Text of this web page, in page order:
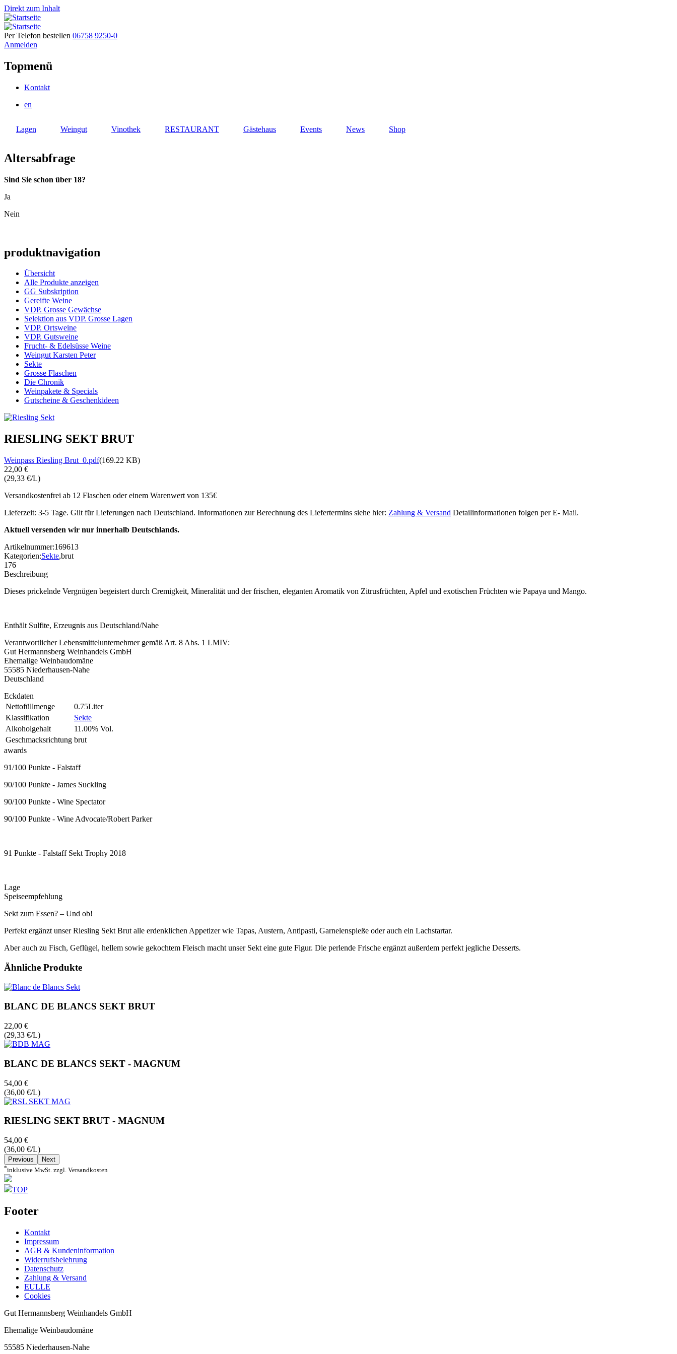
Direkt zum Inhalt
Per Telefon bestellen 06758 9250-0
Anmelden
Topmenü
Kontakt
en
Lagen Weingut Vinothek RESTAURANT Gästehaus Events News Shop
Altersabfrage
Sind Sie schon über 18?
Ja
Nein
produktnavigation
Übersicht
Alle Produkte anzeigen
GG Subskription
Gereifte Weine
VDP. Grosse Gewächse
Selektion aus VDP. Grosse Lagen
VDP. Ortsweine
VDP. Gutsweine
Frucht- & Edelsüsse Weine
Weingut Karsten Peter
Sekte
Grosse Flaschen
Die Chronik
Weinpakete & Specials
Gutscheine & Geschenkideen
RIESLING SEKT BRUT
Weinpass Riesling Brut_0.pdf(169.22 KB)
22,00 €
(29,33 €/L)
Versandkostenfrei ab 12 Flaschen oder einem Warenwert von 135€
Lieferzeit: 3-5 Tage. Gilt für Lieferungen nach Deutschland. Informationen zur Berechnung des Liefertermins siehe hier: Zahlung & Versand Detailinformationen folgen per E- Mail.
Aktuell versenden wir nur innerhalb Deutschlands.
Artikelnummer:169613
Kategorien:Sekte,brut
176
Beschreibung
Dieses prickelnde Vergnügen begeistert durch Cremigkeit, Mineralität und der frischen, eleganten Aromatik von Zitrusfrüchten, Apfel und exotischen Früchten wie Papaya und Mango.
Enthält Sulfite, Erzeugnis aus Deutschland/Nahe
Verantwortlicher Lebensmittelunternehmer gemäß Art. 8 Abs. 1 LMIV:
Gut Hermannsberg Weinhandels GmbH
Ehemalige Weinbaudomäne
55585 Niederhausen-Nahe
Deutschland
Eckdaten
Nettofüllmenge
0.75Liter
Klassifikation
Sekte
Alkoholgehalt
11.00% Vol.
Geschmacksrichtung brut
awards
91/100 Punkte - Falstaff
90/100 Punkte - James Suckling
90/100 Punkte - Wine Spectator
90/100 Punkte - Wine Advocate/Robert Parker
91 Punkte - Falstaff Sekt Trophy 2018
Lage
Speiseempfehlung
Sekt zum Essen? – Und ob!
Perfekt ergänzt unser Riesling Sekt Brut alle erdenklichen Appetizer wie Tapas, Austern, Antipasti, Garnelenspieße oder auch ein Lachstartar.
Aber auch zu Fisch, Geflügel, hellem sowie gekochtem Fleisch macht unser Sekt eine gute Figur. Die perlende Frische ergänzt außerdem perfekt jegliche Desserts.
Ähnliche Produkte
BLANC DE BLANCS SEKT BRUT
22,00 €
(29,33 €/L)
BLANC DE BLANCS SEKT - MAGNUM
54,00 €
(36,00 €/L)
RIESLING SEKT BRUT - MAGNUM
54,00 €
(36,00 €/L)
Previous Next
*inklusive MwSt. zzgl. Versandkosten
TOP
Footer
Kontakt
Impressum
AGB & Kundeninformation
Widerrufsbelehrung
Datenschutz
Zahlung & Versand
EULLE
Cookies
Gut Hermannsberg Weinhandels GmbH
Ehemalige Weinbaudomäne
55585 Niederhausen-Nahe